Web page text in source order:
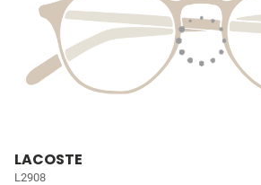
LACOSTE
L2908